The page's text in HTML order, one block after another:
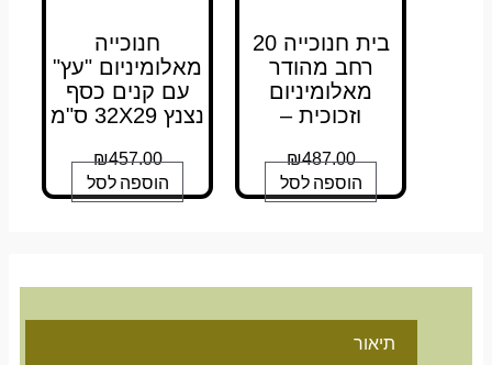
בית חנוכייה 20
רחב מהודר
מאלומיניום
וזכוכית –
₪487.00
הוספה לסל
חנוכייה
מאלומיניום "עץ"
עם קנים כסף
נצנץ 32X29 ס"מ
₪457.00
הוספה לסל